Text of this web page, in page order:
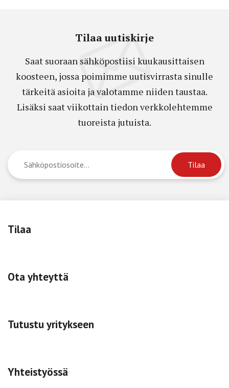
Tilaa uutiskirje
Saat suoraan sähköpostiisi kuukausittaisen
koosteen, jossa poimimme uutisvirrasta sinulle
tärkeitä asioita ja valotamme niiden taustaa.
Lisäksi saat viikottain tiedon verkkolehtemme
tuoreista jutuista.
Tilaa
Ota yhteyttä
Tutustu yritykseen
Yhteistyössä